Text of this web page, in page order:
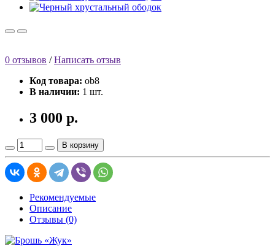
0 отзывов /Написать отзыв
Код товара: ob8
В наличии: 1 шт.
3 000 р.
В корзину
Рекомендуемые
Описание
Отзывы (0)